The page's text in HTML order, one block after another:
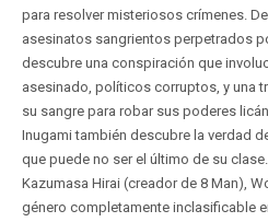
para resolver misteriosos crímenes.
asesinatos sangrientos perpetrados
descubre una conspiración que
asesinado, políticos corruptos, y una
su sangre para robar sus poderes
Inugami también descubre la verdad
que puede no ser el último de su
Kazumasa Hirai (creador de 8 Man),
género completamente inclasificable